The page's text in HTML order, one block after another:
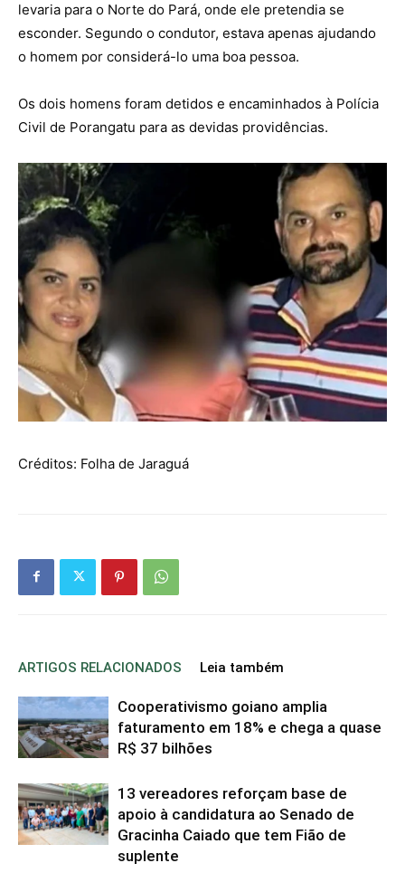
levaria para o Norte do Pará, onde ele pretendia se
esconder. Segundo o condutor, estava apenas ajudando
o homem por considerá-lo uma boa pessoa.
Os dois homens foram detidos e encaminhados à Polícia
Civil de Porangatu para as devidas providências.
Créditos: Folha de Jaraguá
ARTIGOS RELACIONADOS Leia também
Cooperativismo goiano amplia
faturamento em 18% e chega a quase
R$ 37 bilhões
13 vereadores reforçam base de
apoio à candidatura ao Senado de
Gracinha Caiado que tem Fião de
suplente